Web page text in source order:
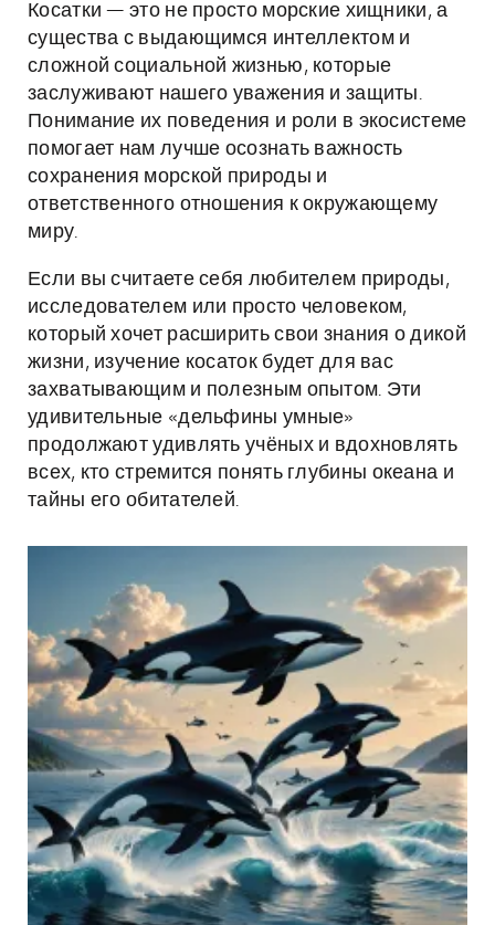
Косатки — это не просто морские хищники, а
существа с выдающимся интеллектом и
сложной социальной жизнью, которые
заслуживают нашего уважения и защиты.
Понимание их поведения и роли в экосистеме
помогает нам лучше осознать важность
сохранения морской природы и
ответственного отношения к окружающему
миру.
Если вы считаете себя любителем природы,
исследователем или просто человеком,
который хочет расширить свои знания о дикой
жизни, изучение косаток будет для вас
захватывающим и полезным опытом. Эти
удивительные «дельфины умные»
продолжают удивлять учёных и вдохновлять
всех, кто стремится понять глубины океана и
тайны его обитателей.